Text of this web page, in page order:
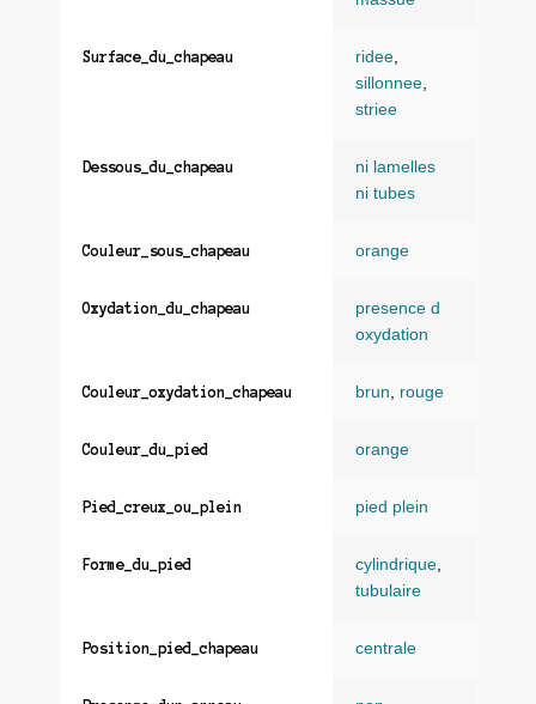
Surface_du_chapeau ridee
sillonnee
striee
Dessous_du_chapeau
ni lamelles
ni tubes
Couleur_sous_chapeau orange
Oxydation_du_chapeau
presence d
oxydation
Couleur_oxydation_chapeau brun rouge
Couleur_du_pied orange
Pied_creux_ou_plein pied plein
Forme_du_pied cylindrique
tubulaire
Position_pied_chapeau centrale